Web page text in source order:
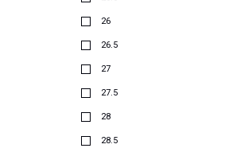
26
26.5
27
27.5
28
28.5